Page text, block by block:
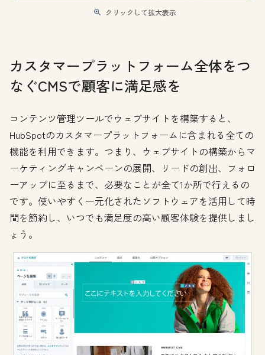
クリックして拡大表示
カスタマープラットフォーム全体をつ
なぐCMSで顧客に満足感を
コンテンツ管理ツールでウェブサイトを構築すると、
HubSpotのカスタマープラットフォームに含まれる全ての
機能を利用できます。つまり、ウェブサイトの構築からマ
ーケティングキャンペーンの展開、リードの創出、フォロ
ーアップに至るまで、必要なことが全て1か所で行えるの
です。使いやすく一元化されたソフトウェアを活用して時
間を節約し、いつでも満足度の高い顧客体験を提供しまし
ょう。